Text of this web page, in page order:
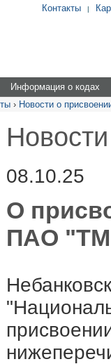
Контакты |
Информация о кодах
› Новости о
08.10.25
О
ПАО